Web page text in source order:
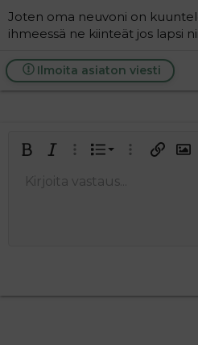
Joten oma neuvoni on
ihmeessä ne kiinteät jos lapsi
Ilmoita asiaton viesti
LihavoituKursivoitu
Laajennettuun
Lista Lisää
Fontin koko
9
Tekstiväri
KirjasintyyliArial
Yliviivaa
Tasaus Tasaa vasemmalle
Paragraph format
Normal
LainausLisää video/media
Lisää taulukko
Insert horizontal
Tee uudelleen
BBCode-näkymä
Poista muotoilu
Luonnokset
Kirjoita vastaus...